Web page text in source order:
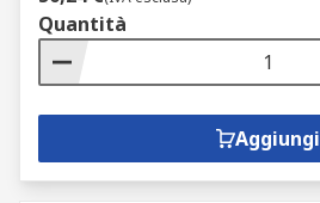
Quantità
Aggiungi